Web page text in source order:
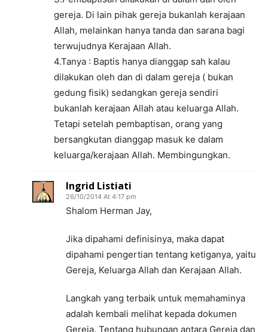
gereja. Di lain pihak gereja bukanlah kerajaan
Allah, melainkan hanya tanda dan sarana bagi
terwujudnya Kerajaan Allah.
4.Tanya : Baptis hanya dianggap sah kalau
dilakukan oleh dan di dalam gereja ( bukan
gedung fisik) sedangkan gereja sendiri
bukanlah kerajaan Allah atau keluarga Allah.
Tetapi setelah pembaptisan, orang yang
bersangkutan dianggap masuk ke dalam
keluarga/kerajaan Allah. Membingungkan.
Ingrid Listiati
26/10/2014 At 4:17 pm
Shalom Herman Jay,
Jika dipahami definisinya, maka dapat
dipahami pengertian tentang ketiganya, yaitu
Gereja, Keluarga Allah dan Kerajaan Allah.
Langkah yang terbaik untuk memahaminya
adalah kembali melihat kepada dokumen
Gereja. Tentang hubungan antara Gereja dan